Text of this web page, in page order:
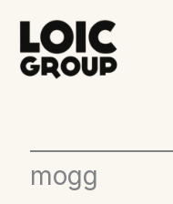
contenu
mogg